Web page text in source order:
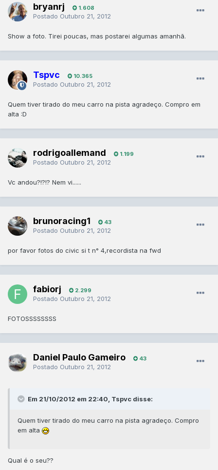
bryanrj 1.608
Postado Outubro 21, 2012
Show a foto. Tirei poucas, mas postarei algumas amanhã.
Tspvc 10.365
Postado Outubro 21, 2012
Quem tiver tirado do meu carro na pista agradeço. Compro em
alta :D
rodrigoallemand 1.199
Postado Outubro 21, 2012
Vc andou?!?!? Nem vi......
brunoracing1 43
Postado Outubro 21, 2012
por favor fotos do civic si t n° 4,recordista na fwd
fabiorj 2.299
Postado Outubro 21, 2012
FOTOSSSSSSSS
Daniel Paulo Gameiro 43
Postado Outubro 21, 2012
Em 21/10/2012 em 22:40, Tspvc disse:
Quem tiver tirado do meu carro na pista agradeço. Compro
em alta
Qual é o seu??